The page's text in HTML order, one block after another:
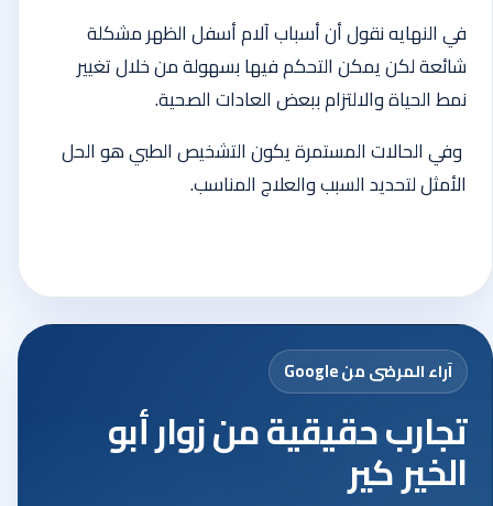
في النهايه نقول أن أسباب آلام أسفل الظهر مشكلة
شائعة لكن يمكن التحكم فيها بسهولة من خلال تغيير
نمط الحياة والالتزام ببعض العادات الصحية.
وفي الحالات المستمرة يكون التشخيص الطبي هو الحل
الأمثل لتحديد السبب والعلاج المناسب.
آراء المرضى من Google
تجارب حقيقية من زوار أبو
الخير كير